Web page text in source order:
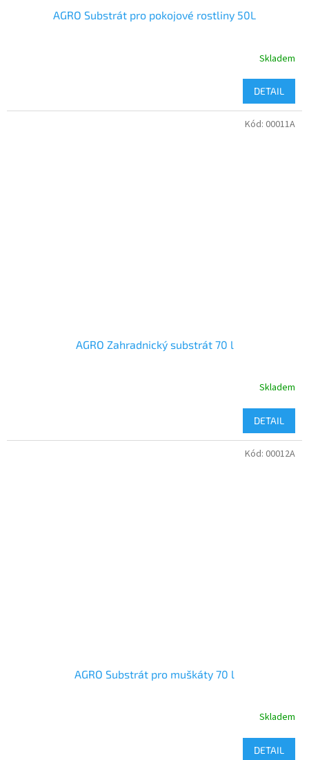
AGRO Substrát pro pokojové rostliny 50L
Skladem
DETAIL
AGRO Zahradnický substrát 70 l
Skladem
DETAIL
Kód: 00011A
AGRO Substrát pro muškáty 70 l
Skladem
DETAIL
Kód: 00012A